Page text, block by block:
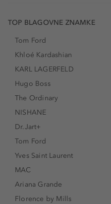
TOP BLAGOVNE ZNAMKE
Tom Ford
Khloé Kardashian
KARL LAGERFELD
Hugo Boss
The Ordinary
NISHANE
Dr.Jart+
Tom Ford
Yves Saint Laurent
MAC
Ariana Grande
Florence by Mills